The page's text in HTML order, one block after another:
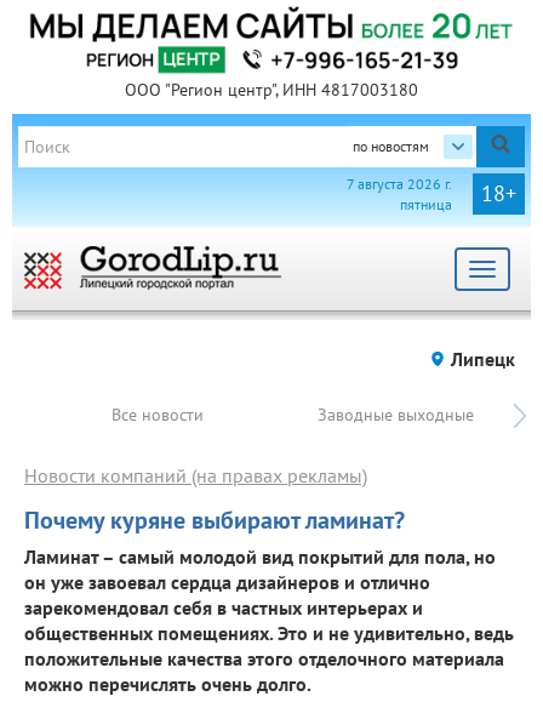
ООО "Регион центр", ИНН 4817003180
по новостям
18+
7 августа 2026 г.
пятница
Toggle
Липецк
Все новости Заводные выходные
Почему куряне выбирают ламинат?
Новости компаний (на правах рекламы)
Ламинат – самый молодой вид покрытий для пола, но
он уже завоевал сердца дизайнеров и отлично
зарекомендовал себя в частных интерьерах и
общественных помещениях. Это и не удивительно, ведь
положительные качества этого отделочного материала
можно перечислять очень долго.